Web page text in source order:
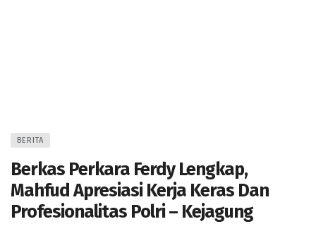
BERITA
Berkas Perkara Ferdy Lengkap,
Mahfud Apresiasi Kerja Keras Dan
Profesionalitas Polri – Kejagung